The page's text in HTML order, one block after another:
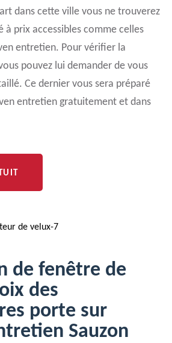
dans cette ville vous ne trouverez
à prix accessibles comme celles
entretien. Pour vérifier la
pouvez lui demander de vous
Ce dernier vous sera préparé
entretien gratuitement et dans
de fenêtre de
des
porte sur
Sauzon